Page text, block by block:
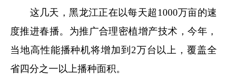
这几天，黑龙江正在以每天超1000万亩的速
度推进春播。为推广合理密植增产技术，今年，
当地高性能播种机将增加到2万台以上，覆盖全
省四分之一以上播种面积。